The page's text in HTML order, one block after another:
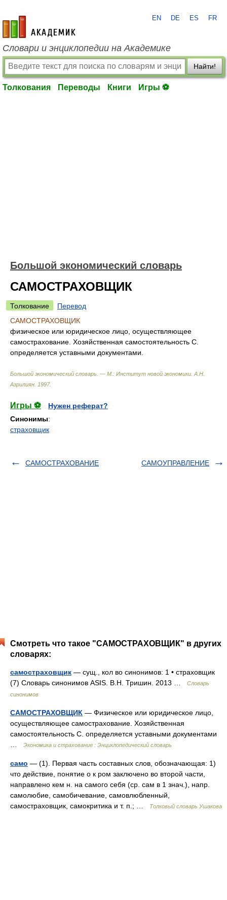
academic.ru
EN DE ES FR
Словари и энциклопедии на Академике
Найти!
Толкования Переводы Книги Игры ⚽
Большой экономический словарь
САМОСТРАХОВЩИК
Толкование
Перевод
САМОСТРАХОВЩИК
физическое или юридическое лицо, осуществляющее
самострахование. Хозяйственная самостоятельность С.
определяется уставными документами.
Большой экономический словарь. — М.: Институт новой экономики А.Н.
Азрилиян 1997.
Игры ⚽
Нужен реферат?
Синонимы:
страховщик
САМОСТРАХОВАНИЕ САМОУПРАВЛЕНИЕ
Смотреть что такое "САМОСТРАХОВЩИК" в других
словарях:
самостраховщик — сущ., кол во синонимов: 1 • страховщик
(7) Словарь синонимов ASIS. В.Н. Тришин. 2013 …
Словарь
синонимов
САМОСТРАХОВЩИК — Физическое или юридическое лицо,
осуществляющее самострахование. Хозяйственная
самостоятельность С. определяется уставными документами
Экономика и страхование : Энциклопедический словарь
само — (1). Первая часть составных слов, обозначающая: 1)
что действие, понятие о к ром заключено во второй части,
направлено кем н. на самого себя (ср. сам в 1 знач.), напр.
самолюбие, самобичевание, самовлюбленный,
самостраховщик, самокритика и т. п.; …
Толковый словарь Ушакова